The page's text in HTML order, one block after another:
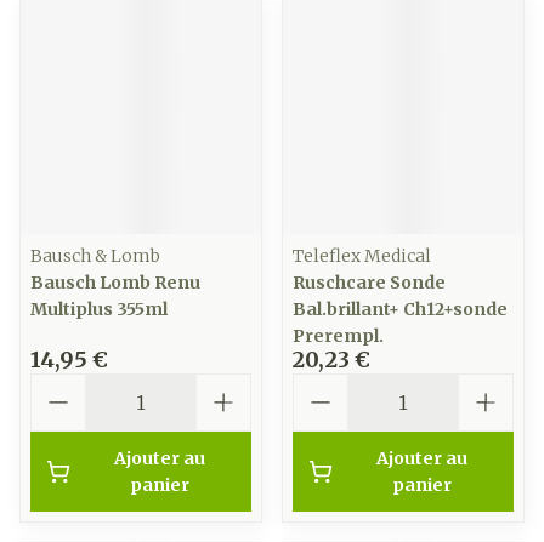
Bausch & Lomb
Bausch Lomb Renu
Multiplus 355ml
14,95 €
Ajouter au
panier
Teleflex Medical
Ruschcare Sonde
Bal.brillant+ Ch12+sonde
Prerempl.
20,23 €
Ajouter au
panier